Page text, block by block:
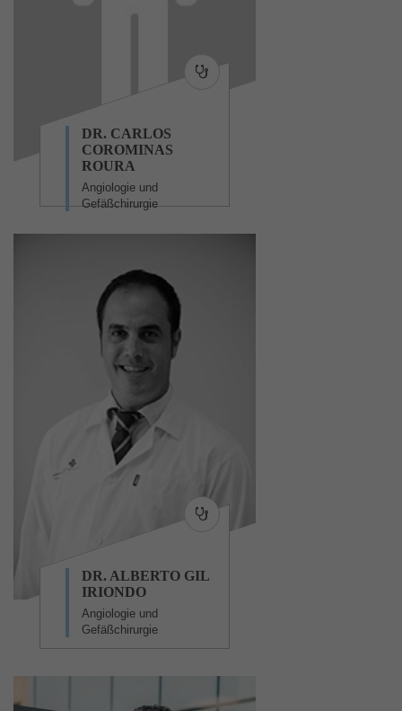
DR. CARLOS
COROMINAS
ROURA
Angiologie und
Gefäßchirurgie
DR. ALBERTO GIL
IRIONDO
Angiologie und
Gefäßchirurgie